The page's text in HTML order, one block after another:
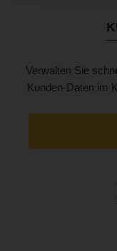
Verwalten Sie
Kunden-Daten im